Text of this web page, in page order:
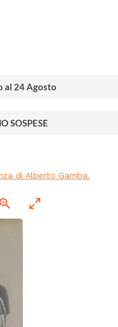
al 24 Agosto
SOSPESE
di Alberto Gamba.